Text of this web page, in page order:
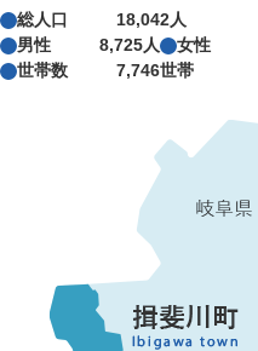
総人口
18,042人
男性
8,725人 女性
世帯数
7,746世帯